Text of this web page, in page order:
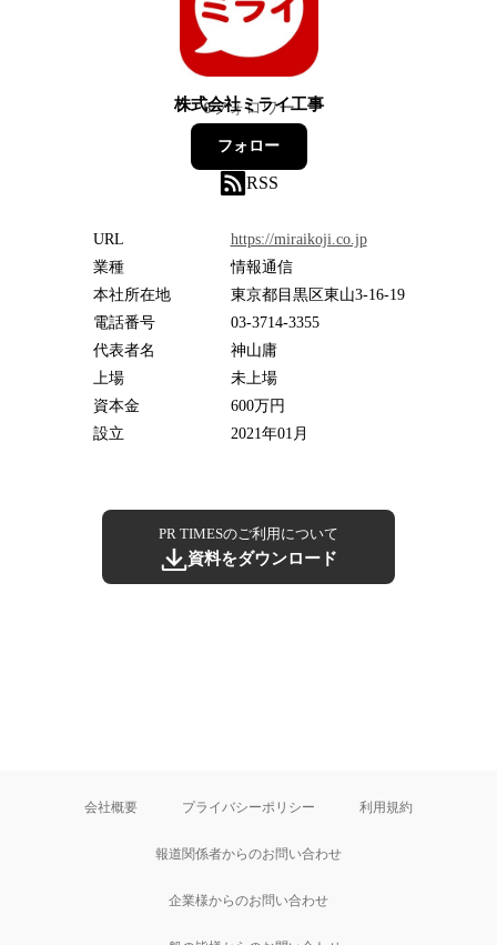
株式会社ミライ工事
6フォロワー
フォロー
RSS
URL
https://miraikoji.co.jp
業種
情報通信
本社所在地
東京都目黒区東山3-16-19
電話番号
03-3714-3355
代表者名
神山庸
上場
未上場
資本金
600万円
設立
2021年01月
PR TIMESのご利用について
資料をダウンロード
会社概要 プライバシーポリシー 利用規約
報道関係者からのお問い合わせ
企業様からのお問い合わせ